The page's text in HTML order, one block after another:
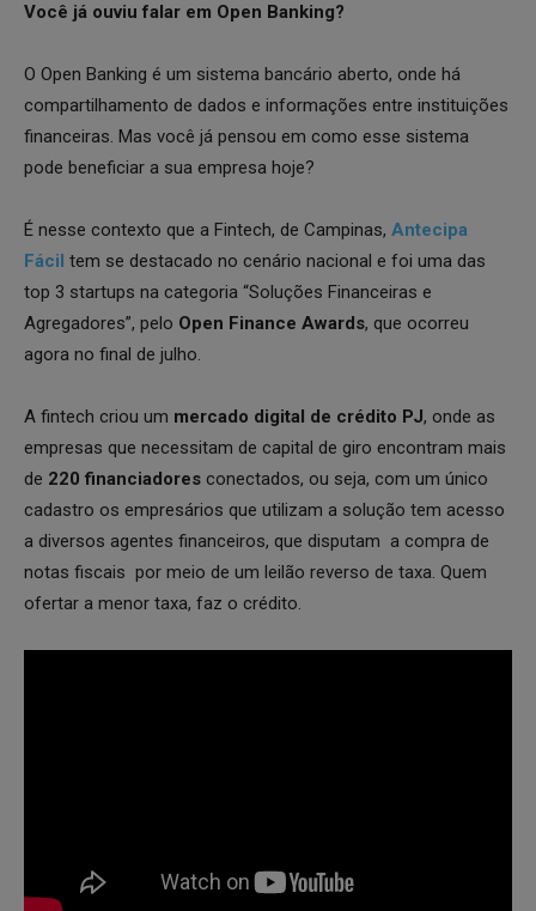
Você já ouviu falar em Open Banking?
O Open Banking é um sistema bancário aberto, onde há
compartilhamento de dados e informações entre instituições
financeiras. Mas você já pensou em como esse sistema
pode beneficiar a sua empresa hoje?
É nesse contexto que a Fintech, de Campinas, Antecipa
Fácil tem se destacado no cenário nacional e foi uma das
top 3 startups na categoria “Soluções Financeiras e
Agregadores”, pelo Open Finance Awards, que ocorreu
agora no final de julho.
A fintech criou um mercado digital de crédito PJ, onde as
empresas que necessitam de capital de giro encontram mais
de 220 financiadores conectados, ou seja, com um único
cadastro os empresários que utilizam a solução tem acesso
a diversos agentes financeiros, que disputam a compra de
notas fiscais por meio de um leilão reverso de taxa. Quem
ofertar a menor taxa, faz o crédito.